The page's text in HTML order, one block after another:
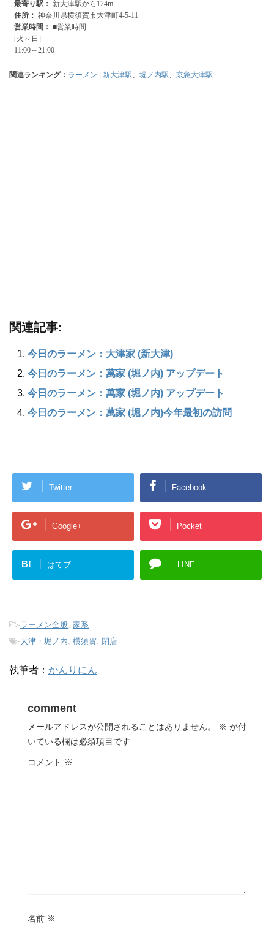
関連ランキング： ラーメン 新大津駅、 堀ノ内駅、 京急大津駅
関連記事:
今日のラーメン：大津家 (新大津)
今日のラーメン：萬家 (堀ノ内) アップデート
今日のラーメン：萬家 (堀ノ内) アップデート
今日のラーメン：萬家 (堀ノ内)今年最初の訪問
Twitter Facebook
Google+ Pocket
B! はてブ LINE
-ラーメン全般 家系
-大津・堀ノ内 横須賀 閉店
執筆者： かんりにん
comment
メールアドレスが公開されることはありません。 ※ が付
いている欄は必須項目です
コメント ※
名前 ※